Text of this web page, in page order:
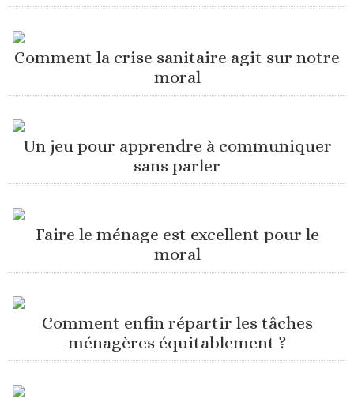
Comment la crise sanitaire agit sur notre
moral
Un jeu pour apprendre à communiquer
sans parler
Faire le ménage est excellent pour le
moral
Comment enfin répartir les tâches
ménagères équitablement ?